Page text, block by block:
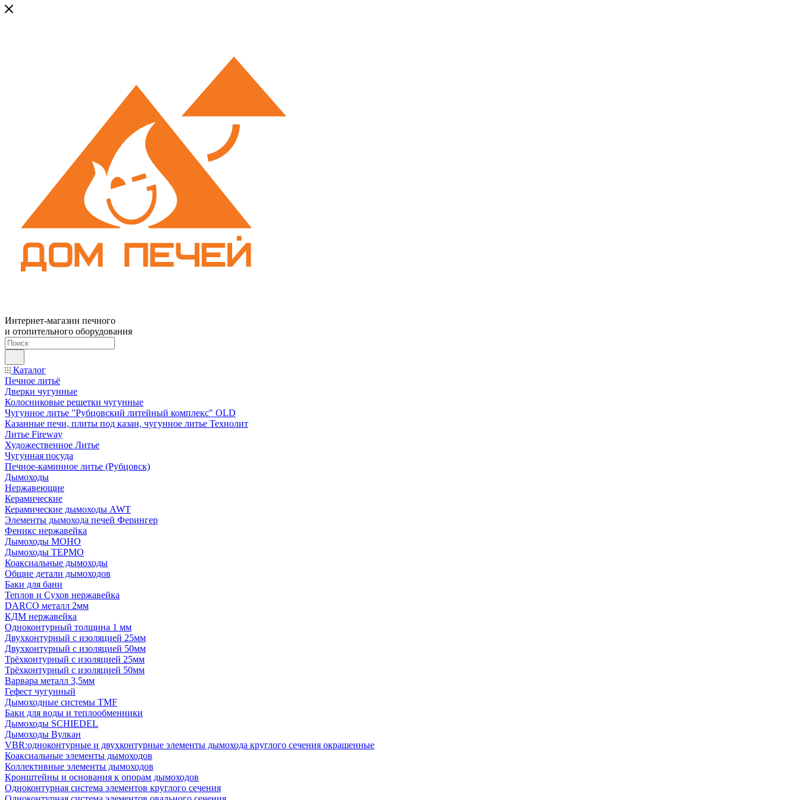
Интернет-магазин печного
и отопительного оборудования
Каталог
Печное литьё
Дверки чугунные
Колосниковые решетки чугунные
Чугунное литье "Рубцовский литейный комплекс" OLD
Казанные печи, плиты под казан, чугунное литье Технолит
Литье Fireway
Художественное Литье
Чугунная посуда
Печное-каминное литье (Рубцовск)
Дымоходы
Нержавеющие
Керамические
Керамические дымоходы AWT
Элементы дымохода печей Ферингер
Феникс нержавейка
Дымоходы МОНО
Дымоходы ТЕРМО
Коаксиальные дымоходы
Общие детали дымоходов
Баки для бани
Теплов и Сухов нержавейка
DARCO металл 2мм
КДМ нержавейка
Одноконтурный толщина 1 мм
Двухконтурный с изоляцией 25мм
Двухконтурный с изоляцией 50мм
Трёхконтурный с изоляцией 25мм
Трёхконтурный с изоляцией 50мм
Варвара металл 3,5мм
Гефест чугунный
Дымоходные системы TMF
Баки для воды и теплообменники
Дымоходы SCHIEDEL
Дымоходы Вулкан
VBR:одноконтурные и двухконтурные элементы дымохода круглого сечения окрашенные
Коаксиальные элементы дымоходов
Коллективные элементы дымоходов
Кронштейны и основания к опорам дымоходов
Одноконтурная система элементов круглого сечения